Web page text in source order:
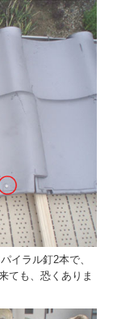
イラル釘2本で、
ても、恐くありま